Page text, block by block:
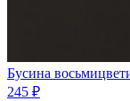
Бусина
245 ₽